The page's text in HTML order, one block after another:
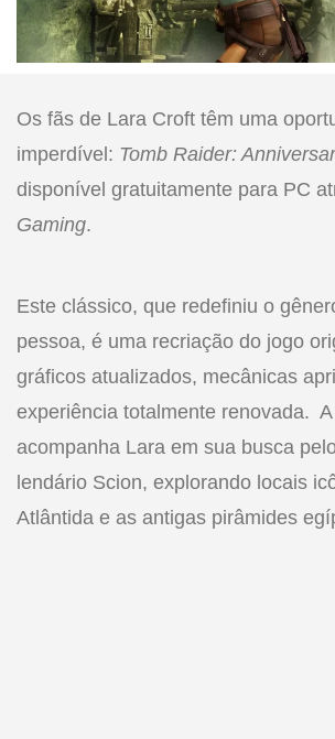
Os fãs de Lara Croft têm uma
imperdível: Tomb Raider:
disponível gratuitamente para PC
Gaming.
Este clássico, que redefiniu o
pessoa, é uma recriação do jogo
gráficos atualizados, mecânicas
experiência totalmente renovada.
acompanha Lara em sua busca
lendário Scion, explorando locais
Atlântida e as antigas pirâmides